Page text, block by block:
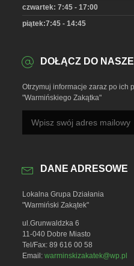
czwartek: 7:45 - 17:00
piątek:7:45 - 14:45
DOŁĄCZ DO
Otrzymuj informacje zaraz po ich
"Warmińskiego Zakątka"
DANE ADRESOWE
Lokalna Grupa Działania
"Warmiński Zakątek"
ul.Grunwaldzka 6
11-040 Dobre Miasto
Tel/Fax: 89 616 00 58
Email:warminskizakatek@wp.pl